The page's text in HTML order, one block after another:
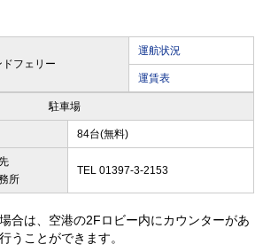
フェリー
運航状況
運賃表
駐車場
84台(無料)
所
TEL 01397-3-2153
合は、空港の2Fロビー内にカウンターがあ
うことができます。